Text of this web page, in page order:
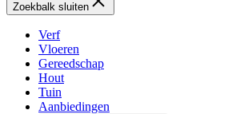
Zoekbalk sluiten
Verf
Vloeren
Gereedschap
Hout
Tuin
Aanbiedingen